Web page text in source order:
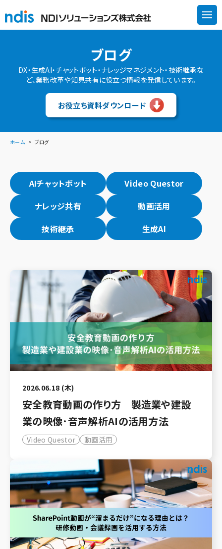
ブログ
DX・生成AI・チャットボット・ナレッジマネジメント・技術継承な
ど、業務改革や知見共有に役立つ情報を発信しています。
お役立ち資料ダウンロード
ホーム ブログ
AIチャットボット
Video Questor
ナレッジ共有
動画活用
技術継承
生成AI
2026.06.18 (木)
安全教育動画の作り方 製造業や建設
業の映像･音声解析AIの活用方法
Video Questor 動画活用